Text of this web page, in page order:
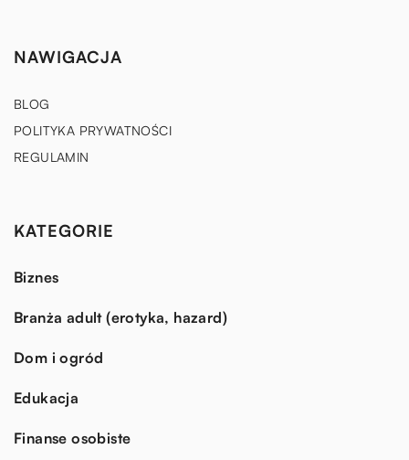
NAWIGACJA
BLOG
POLITYKA PRYWATNOŚCI
REGULAMIN
KATEGORIE
Biznes
Branża adult (erotyka, hazard)
Dom i ogród
Edukacja
Finanse osobiste